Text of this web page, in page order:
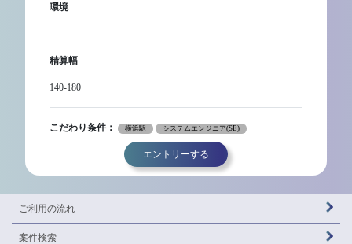
環境
----
精算幅
140-180
こだわり条件： 横浜駅 システムエンジニア(SE)
エントリーする
ご利用の流れ
案件検索